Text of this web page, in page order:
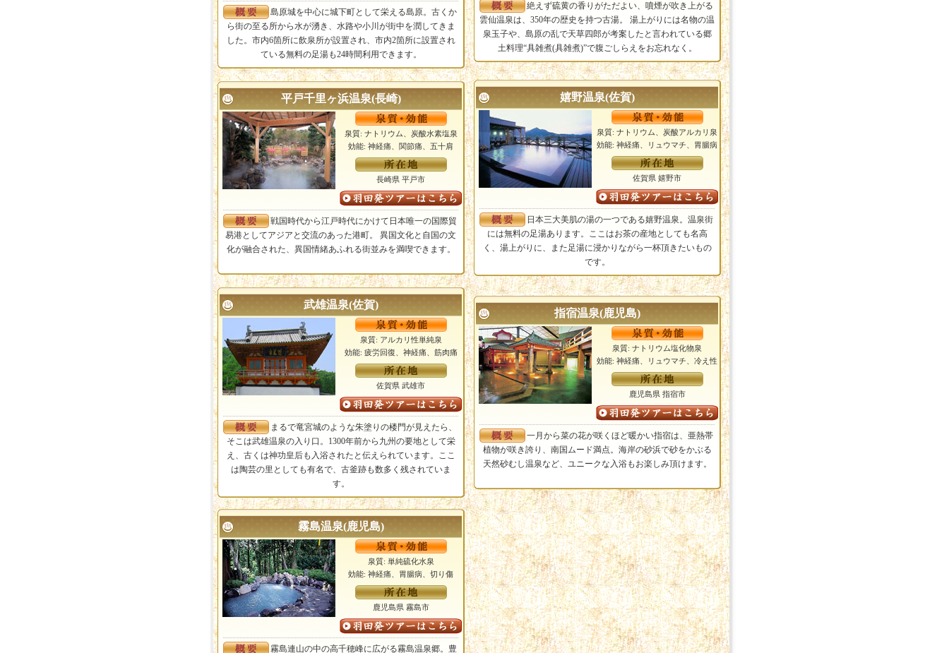
島原城を中心に城下町として栄える島原。古くか
ら街の至る所から水が湧き、水路や小川が街中を潤してきま
した。市内6箇所に飲泉所が設置され、市内2箇所に設置され
ている無料の足湯も24時間利用できます。
絶えず硫黄の香りがただよい、噴煙が吹き上がる
雲仙温泉は、350年の歴史を持つ古湯。 湯上がりには名物の温
泉玉子や、島原の乱で天草四郎が考案したと言われている郷
土料理“具雑煮(具雑煮)”で腹ごしらえをお忘れなく。
平戸千里ヶ浜温泉(長崎)
泉質: ナトリウム、炭酸水素塩泉
効能: 神経痛、関節痛、五十肩
長崎県 平戸市
戦国時代から江戸時代にかけて日本唯一の国際貿
易港としてアジアと交流のあった港町。 異国文化と自国の文
化が融合された、異国情緒あふれる街並みを満喫できます。
嬉野温泉(佐賀)
泉質: ナトリウム、炭酸アルカリ泉
効能: 神経痛、リュウマチ、胃腸病
佐賀県 嬉野市
日本三大美肌の湯の一つである嬉野温泉。温泉街
には無料の足湯あります。ここはお茶の産地としても名高
く、湯上がりに、また足湯に浸かりながら一杯頂きたいもの
です。
武雄温泉(佐賀)
泉質: アルカリ性単純泉
効能: 疲労回復、神経痛、筋肉痛
佐賀県 武雄市
まるで竜宮城のような朱塗りの楼門が見えたら、
そこは武雄温泉の入り口。1300年前から九州の要地として栄
え、古くは神功皇后も入浴されたと伝えられています。ここ
は陶芸の里としても有名で、古釜跡も数多く残されていま
す。
指宿温泉(鹿児島)
泉質: ナトリウム塩化物泉
効能: 神経痛、リュウマチ、冷え性
鹿児島県 指宿市
一月から菜の花が咲くほど暖かい指宿は、亜熱帯
植物が咲き誇り、南国ムード満点。海岸の砂浜で砂をかぶる
天然砂むし温泉など、ユニークな入浴もお楽しみ頂けます。
霧島温泉(鹿児島)
泉質: 単純硫化水泉
効能: 神経痛、胃腸病、切り傷
鹿児島県 霧島市
霧島連山の中の高千穂峰に広がる霧島温泉郷。豊